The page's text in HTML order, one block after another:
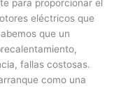
para proporcionar el
eléctricos que
que un
fallas costosas.
como una